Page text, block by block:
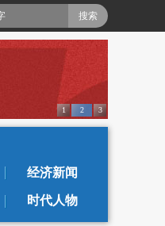
1 3
经济新闻
时代人物